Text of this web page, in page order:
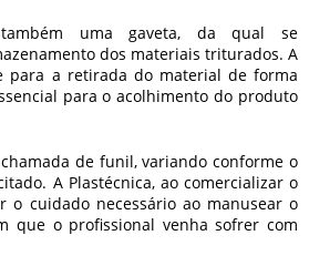
uma gaveta, da qual se
dos materiais triturados. A
para a retirada do material de forma
para o acolhimento do produto
de funil, variando conforme o
A Plastécnica, ao comercializar o
o cuidado necessário ao manusear o
que o profissional venha sofrer com